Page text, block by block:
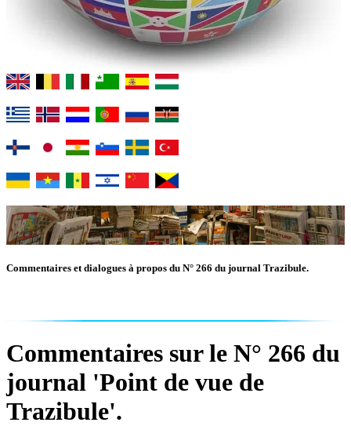
Commentaires et dialogues à propos du N° 266 du journal Trazibule.
Commentaires sur le N° 266 du
journal 'Point de vue de
Trazibule'.